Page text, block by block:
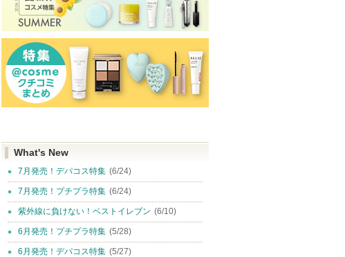
What's New
7月発売！デパコス特集 (6/24)
7月発売！プチプラ特集 (6/24)
紫外線に負けない！ベストイレブン (6/10)
6月発売！プチプラ特集 (5/28)
6月発売！デパコス特集 (5/27)